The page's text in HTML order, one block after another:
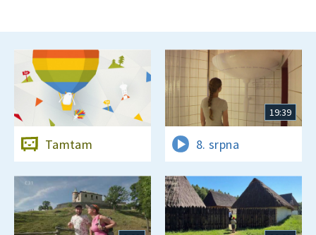
Tamtam
19:39
8. srpna